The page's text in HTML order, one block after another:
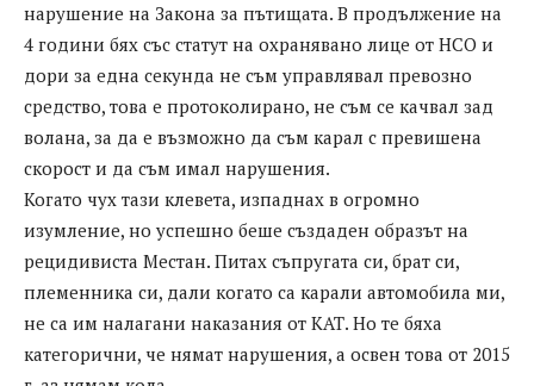
нарушение на Закона за пътищата. В продължение на
4 години бях със статут на охранявано лице от НСО и
дори за една секунда не съм управлявал превозно
средство, това е протоколирано, не съм се качвал зад
волана, за да е възможно да съм карал с превишена
скорост и да съм имал нарушения.
Когато чух тази клевета, изпаднах в огромно
изумление, но успешно беше създаден образът на
рецидивиста Местан. Питах съпругата си, брат си,
племенника си, дали когато са карали автомобила ми,
не са им налагани наказания от КАТ. Но те бяха
категорични, че нямат нарушения, а освен това от 2015